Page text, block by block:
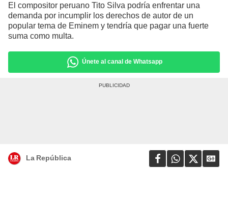
El compositor peruano Tito Silva podría enfrentar una
demanda por incumplir los derechos de autor de un
popular tema de Eminem y tendría que pagar una fuerte
suma como multa.
Únete al canal de Whatsapp
La República